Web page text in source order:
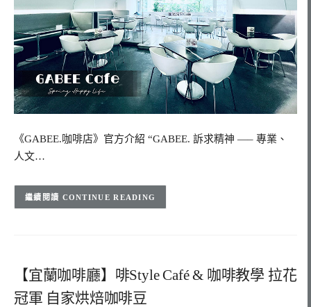
《GABEE.咖啡店》官方介紹 “GABEE. 訴求精神 —– 專業、
人文…
CONTINUE READING
【宜蘭咖啡廳】啡Style Café & 咖啡教學 拉花
冠軍 自家烘焙咖啡豆